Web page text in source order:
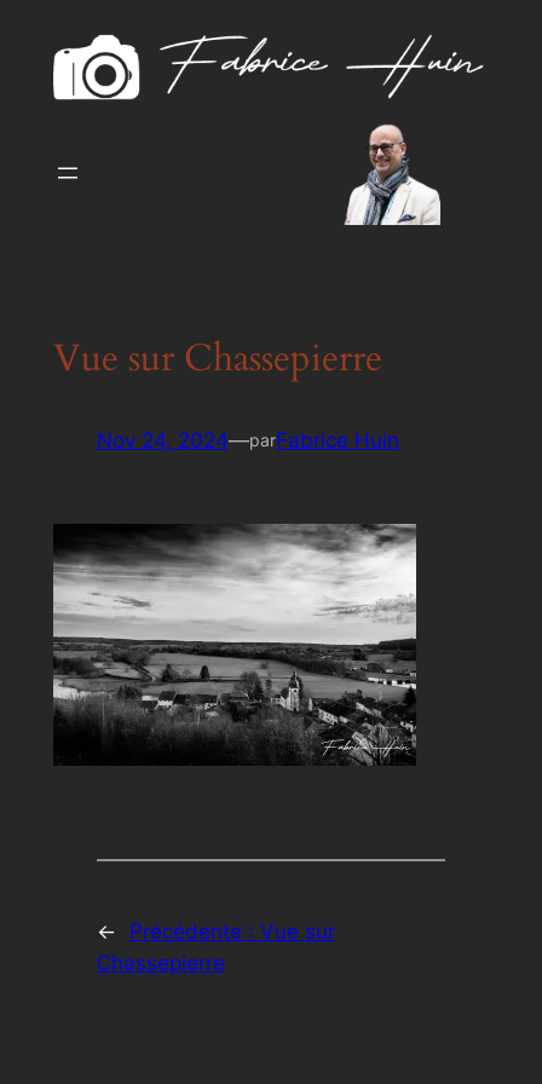
contenu
Vue sur Chassepierre
Nov 24, 2024—parFabrice Huin
← Précédente : Vue sur
Chassepierre